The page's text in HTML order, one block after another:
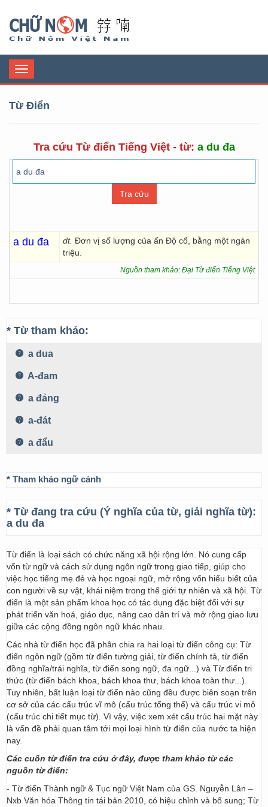
Toggle
navigation
Từ Điển
Tra cứu Từ điển Tiếng Việt - từ: a du đa
a du đa dt. Đơn vị số lượng của ấn Độ cổ, bằng một ngàn
triệu.
Nguồn tham khảo: Đại Từ điển Tiếng Việt
* Từ tham khảo:
a dua
A-đam
a đảng
a-đát
a đẩu
* Tham khảo ngữ cảnh
* Từ đang tra cứu (Ý nghĩa của từ, giải nghĩa từ):
a du đa
Từ điển là loại sách có chức năng xã hội rộng lớn. Nó cung cấp
vốn từ ngữ và cách sử dụng ngôn ngữ trong giao tiếp, giúp cho
việc học tiếng mẹ đẻ và học ngoại ngữ, mở rộng vốn hiểu biết của
con người về sự vật, khái niệm trong thế giới tự nhiên và xã hội. Từ
điển là một sản phẩm khoa học có tác dụng đặc biệt đối với sự
phát triển văn hoá, giáo dục, nâng cao dân trí và mở rộng giao lưu
giữa các cộng đồng ngôn ngữ khác nhau.
Các nhà từ điển học đã phân chia ra hai loại từ điển công cụ: Từ
điển ngôn ngữ (gồm từ điển tường giải, từ điển chính tả, từ điển
đồng nghĩa/trái nghĩa, từ điển song ngữ, đa ngữ...) và Từ điển tri
thức (từ điển bách khoa, bách khoa thư, bách khoa toàn thư...).
Tuy nhiên, bất luận loại từ điển nào cũng đều được biên soạn trên
cơ sở của các cấu trúc vĩ mô (cấu trúc tổng thể) và cấu trúc vi mô
(cấu trúc chi tiết mục từ). Vì vậy, việc xem xét cấu trúc hai mặt này
là vấn đề phải quan tâm tới mọi loại hình từ điển của nước ta hiện
nay.
Các cuốn từ điển tra cứu ở đây, được tham khảo từ các
nguồn từ điển:
- Từ điển Thành ngữ & Tục ngữ Việt Nam của GS. Nguyễn Lân –
Nxb Văn hóa Thông tin tái bản 2010, có hiệu chỉnh và bổ sung; Từ